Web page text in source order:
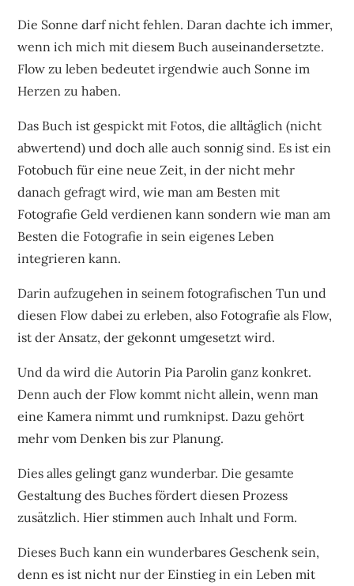
Die Sonne darf nicht fehlen. Daran dachte ich immer,
wenn ich mich mit diesem Buch auseinandersetzte.
Flow zu leben bedeutet irgendwie auch Sonne im
Herzen zu haben.
Das Buch ist gespickt mit Fotos, die alltäglich (nicht
abwertend) und doch alle auch sonnig sind. Es ist ein
Fotobuch für eine neue Zeit, in der nicht mehr
danach gefragt wird, wie man am Besten mit
Fotografie Geld verdienen kann sondern wie man am
Besten die Fotografie in sein eigenes Leben
integrieren kann.
Darin aufzugehen in seinem fotografischen Tun und
diesen Flow dabei zu erleben, also Fotografie als Flow,
ist der Ansatz, der gekonnt umgesetzt wird.
Und da wird die Autorin Pia Parolin ganz konkret.
Denn auch der Flow kommt nicht allein, wenn man
eine Kamera nimmt und rumknipst. Dazu gehört
mehr vom Denken bis zur Planung.
Dies alles gelingt ganz wunderbar. Die gesamte
Gestaltung des Buches fördert diesen Prozess
zusätzlich. Hier stimmen auch Inhalt und Form.
Dieses Buch kann ein wunderbares Geschenk sein,
denn es ist nicht nur der Einstieg in ein Leben mit